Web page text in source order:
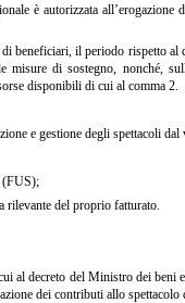
è autorizzata
beneficiari, il periodo rispetto
di sostegno, nonché,
disponibili di cui al comma 2.
e gestione degli spettacoli dal
(FUS);
rilevante del proprio fatturato.
al decreto del Ministro dei
dei contributi allo